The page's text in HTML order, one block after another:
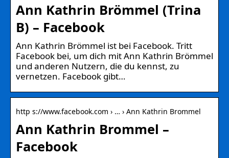
Ann Kathrin Brömmel (Trina
B) – Facebook
Ann Kathrin Brömmel ist bei Facebook. Tritt
Facebook bei, um dich mit Ann Kathrin Brömmel
und anderen Nutzern, die du kennst, zu
vernetzen. Facebook gibt…
http s://www.facebook.com › … › Ann Kathrin Brommel
Ann Kathrin Brommel –
Facebook